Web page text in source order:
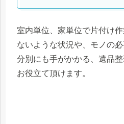
室内単位、家単位で片付け
ないような状況や、モノの
分別にも手がかかる、遺品
お役立て頂けます。